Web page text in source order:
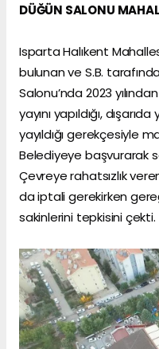
DÜĞÜN SALONU
Isparta Halıkent
bulunan ve S.B.
Salonu’nda 2023
yayını yapıldığı,
yayıldığı gerekçesiyle
Belediyeye başvurarak
Çevreye rahatsızlık
da iptali gerekirken
sakinlerini tepkisini çekti.